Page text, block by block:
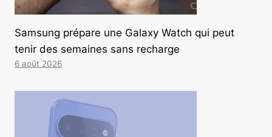
Samsung prépare une Galaxy Watch qui peut
tenir des semaines sans recharge
6 août 2026